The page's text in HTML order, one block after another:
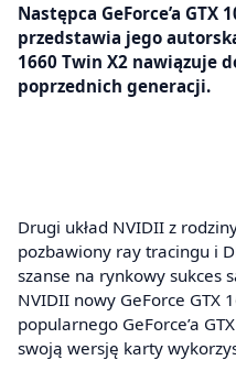
Następca GeForce’a GTX
przedstawia jego
1660 Twin X2 nawiązuje
poprzednich generacji.
Drugi układ NVIDII z
pozbawiony ray tracingu i
szanse na rynkowy sukces
NVIDII nowy GeForce GTX
popularnego GeForce’a
swoją wersję karty